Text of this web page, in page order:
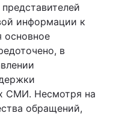
информации к
основное
в
СМИ. Несмотря на
обращений,